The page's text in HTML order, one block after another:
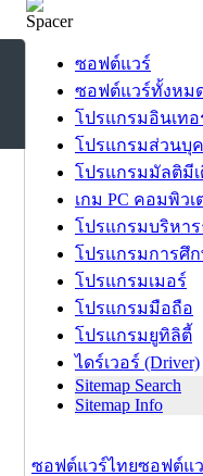
ซอฟต์แวร์
ซอฟต์แวร์ทั้งหม
โปรแกรมอินเทอ
โปรแกรมส่วนบุ
โปรแกรมมัลติมีเ
เกม PC คอมพิวเ
โปรแกรมบริหา
โปรแกรมการศึ
โปรแกรมเมอร์
โปรแกรมมือถือ
โปรแกรมยูทิลิตี้
ไดร์เวอร์ (Driver)
Sitemap Search
Sitemap Info
ซอฟต์แวร์ไทยซอฟต์แ